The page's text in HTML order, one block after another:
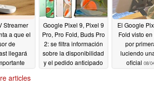
Streamer
a que el
de
llegará
2024
Google Pixel 9, Pixel 9
Pro, Pro Fold, Buds Pro
2: se filtra información
sobre la disponibilidad
y el pedido anticipado
El Google
Fold visto
por
luciendo
oficial 08/
articles